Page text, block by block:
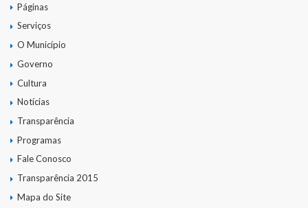
Páginas
Serviços
O Município
Governo
Cultura
Notícias
Transparência
Programas
Fale Conosco
Transparência 2015
Mapa do Site